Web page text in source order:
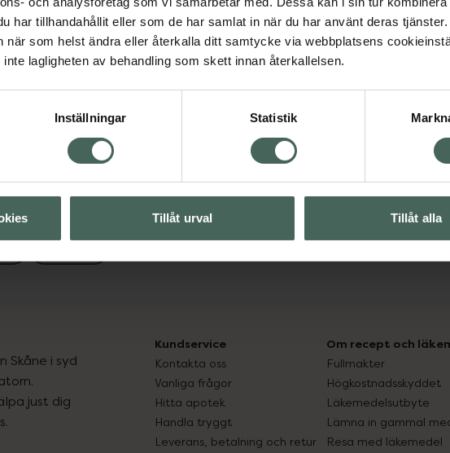
har tillhandahållit eller som de har samlat in när du har använt deras
när som helst ändra eller återkalla ditt samtycke via webbplatsens
lagligheten av behandling som skett innan återkallelsen.
Inställningar Statistik
Tillåt urval Tillåt alla
Visa
Skåne i syd
just dig
Kundservice
Kontakta oss
Vanliga frågor
Hitta apotek
Handla tryggt
Leverans, betalning och retur
Om recept och
Fullmakter
Högkostnadsskyddet
Läkemedelsutbyte
Lämna in gammal
Resa med läkemedel